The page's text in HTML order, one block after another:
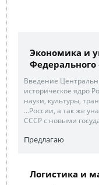
Экономика и
Федерального
Введение
историческое ядро
науки, культуры,
...России, а так же
СССР с новыми
Предлагаю
Логистика и